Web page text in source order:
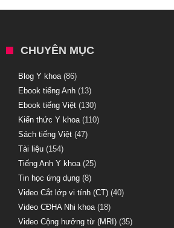
CHUYÊN MỤC
Blog Y khoa(86)
Ebook tiếng Anh (13)
Ebook tiếng Việt (130)
Kiến thức Y khoa(110)
Sách tiếng Việt (47)
Tài liệu (154)
Tiếng Anh Y khoa(25)
Tin học ứng dụng (8)
Video Cắt lớp vi tính (CT) (40)
Video CĐHA Nhi khoa(18)
Video Cộng hưởng từ (MRI) (35)